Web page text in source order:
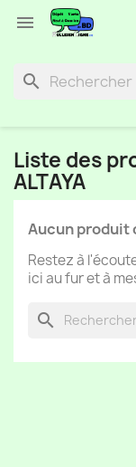

search
Liste des
ALTAYA
Aucun produit
Restez à
ici au fur et à
search